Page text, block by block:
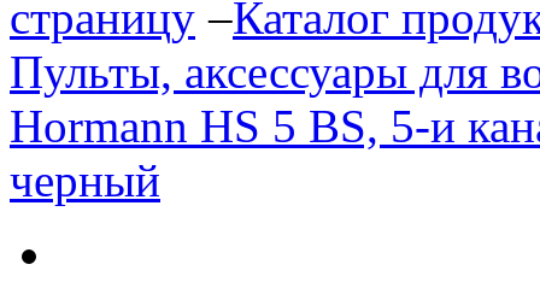
–Каталог
Пульты, аксессуары для
Hormann HS 5 BS, 5-и
черный